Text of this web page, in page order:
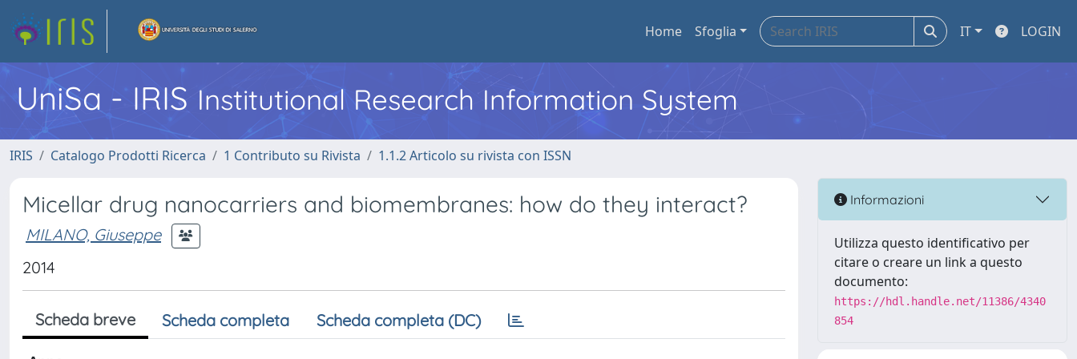
Home Sfoglia IT LOGIN
UniSa - IRIS Institutional Research Information System
IRIS Catalogo Prodotti Ricerca 1 Contributo su Rivista 1.1.2 Articolo su rivista con ISSN
Micellar drug nanocarriers and biomembranes: how do they interact?
MILANO, Giuseppe
2014
Scheda breve Scheda completa Scheda completa (DC)
Informazioni
Utilizza questo identificativo per
citare o creare un link a questo
documento:
https://hdl.handle.net/11386/4340
854